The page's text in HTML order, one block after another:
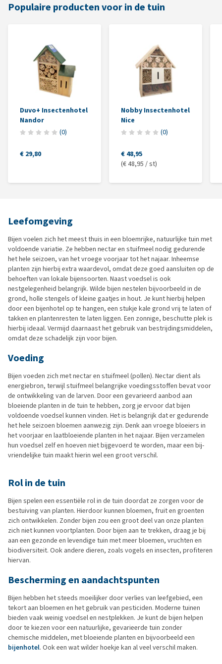
Populaire producten voor in de tuin
Duvo+ Insectenhotel
Nandor
(0)
€ 29,80
Nobby Insectenhotel
Nice
(0)
€ 48,95
(€ 48,95 / st)
Leefomgeving
Bijen voelen zich het meest thuis in een bloemrijke, natuurlijke tuin met
voldoende variatie. Ze hebben nectar en stuifmeel nodig gedurende
het hele seizoen, van het vroege voorjaar tot het najaar. Inheemse
planten zijn hierbij extra waardevol, omdat deze goed aansluiten op de
behoeften van lokale bijensoorten. Naast voedsel is ook
nestgelegenheid belangrijk. Wilde bijen nestelen bijvoorbeeld in de
grond, holle stengels of kleine gaatjes in hout. Je kunt hierbij helpen
door een bijenhotel op te hangen, een stukje kale grond vrij te laten of
takken en plantenresten te laten liggen. Een zonnige, beschutte plek is
hierbij ideaal. Vermijd daarnaast het gebruik van bestrijdingsmiddelen,
omdat deze schadelijk zijn voor bijen.
Voeding
Bijen voeden zich met nectar en stuifmeel (pollen). Nectar dient als
energiebron, terwijl stuifmeel belangrijke voedingsstoffen bevat voor
de ontwikkeling van de larven. Door een gevarieerd aanbod aan
bloeiende planten in de tuin te hebben, zorg je ervoor dat bijen
voldoende voedsel kunnen vinden. Het is belangrijk dat er gedurende
het hele seizoen bloemen aanwezig zijn. Denk aan vroege bloeiers in
het voorjaar en laatbloeiende planten in het najaar. Bijen verzamelen
hun voedsel zelf en hoeven niet bijgevoerd te worden, maar een bij-
vriendelijke tuin maakt hierin wel een groot verschil.
Rol in de tuin
Bijen spelen een essentiële rol in de tuin doordat ze zorgen voor de
bestuiving van planten. Hierdoor kunnen bloemen, fruit en groenten
zich ontwikkelen. Zonder bijen zou een groot deel van onze planten
zich niet kunnen voortplanten. Door bijen aan te trekken, draag je bij
aan een gezonde en levendige tuin met meer bloemen, vruchten en
biodiversiteit. Ook andere dieren, zoals vogels en insecten, profiteren
hiervan.
Bescherming en aandachtspunten
Bijen hebben het steeds moeilijker door verlies van leefgebied, een
tekort aan bloemen en het gebruik van pesticiden. Moderne tuinen
bieden vaak weinig voedsel en nestplekken. Je kunt de bijen helpen
door te kiezen voor een natuurlijke, gevarieerde tuin zonder
chemische middelen, met bloeiende planten en bijvoorbeeld een
bijenhotel. Ook een wat wilder hoekje kan al veel verschil maken.